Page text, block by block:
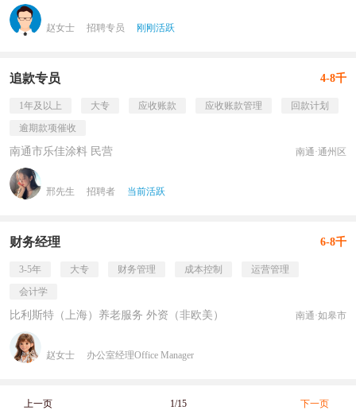
赵女士 招聘专员 刚刚活跃
追款专员 4-8千
1年及以上 大专 应收账款 应收账款管理
回款计划
逾期款项催收
南通市乐佳涂料 民营 南通·通州区
邢先生 招聘者 当前活跃
财务经理 6-8千
3-5年 大专 财务管理 成本控制
运营管理
会计学
比利斯特（上海）养老服务 外资（非欧美） 南通·如皋市
赵女士 办公室经理Office Manager
上一页 1/15 下一页